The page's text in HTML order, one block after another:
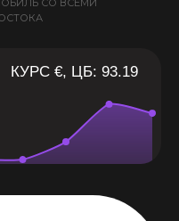
СО ВСЕМИ
КУРС €, ЦБ: 93.19